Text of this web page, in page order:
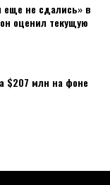
еще не сдались» в
оценил текущую
$207 млн на фоне